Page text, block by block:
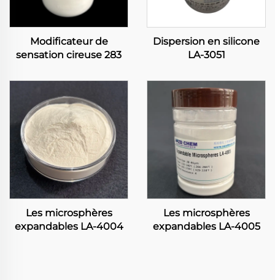
Modificateur de
sensation cireuse 283
Dispersion en silicone
LA-3051
Les microsphères
expandables LA-4004
Les microsphères
expandables LA-4005